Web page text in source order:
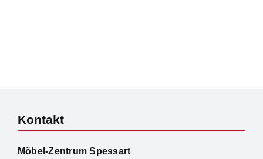
Kontakt
Möbel-Zentrum Spessart